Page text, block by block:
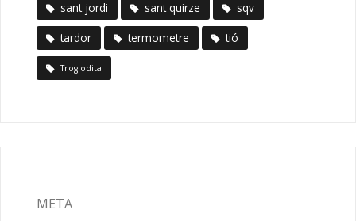
sant jordi sant quirze sqv
tardor termometre tió
Troglodita
META